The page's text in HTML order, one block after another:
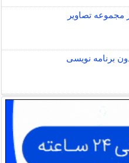
برنامه نویسی